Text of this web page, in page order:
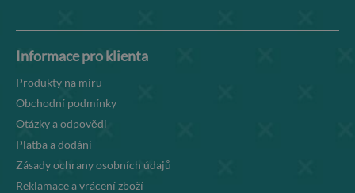
Informace pro klienta
Produkty na míru
Obchodní podmínky
Otázky a odpovědi
Platba a dodání
Zásady ochrany osobních údajů
Reklamace a vrácení zboží